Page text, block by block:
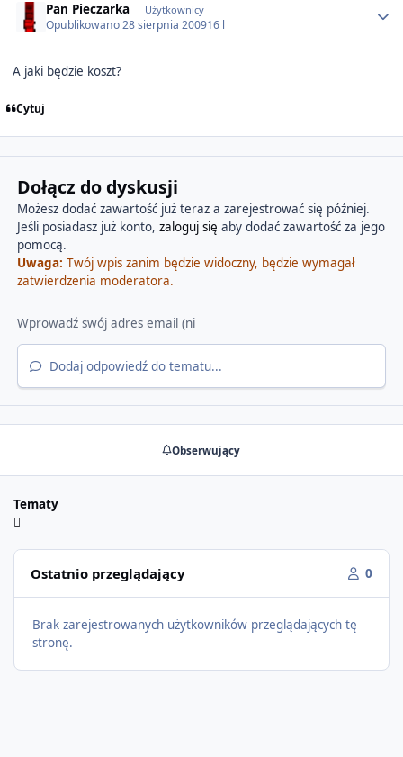
Pan Pieczarka Użytkownicy
Opublikowano28 sierpnia 200916 l
A jaki będzie koszt?
Cytuj
Dołącz do dyskusji
Możesz dodać zawartość już teraz a zarejestrować się później.
Jeśli posiadasz już konto, zaloguj się aby dodać zawartość za jego
pomocą.
Uwaga: Twój wpis zanim będzie widoczny, będzie wymagał
zatwierdzenia moderatora.
Dodaj odpowiedź do tematu...
Obserwujący
Tematy
Ostatnio przeglądający 0
Brak zarejestrowanych użytkowników przeglądających tę
stronę.